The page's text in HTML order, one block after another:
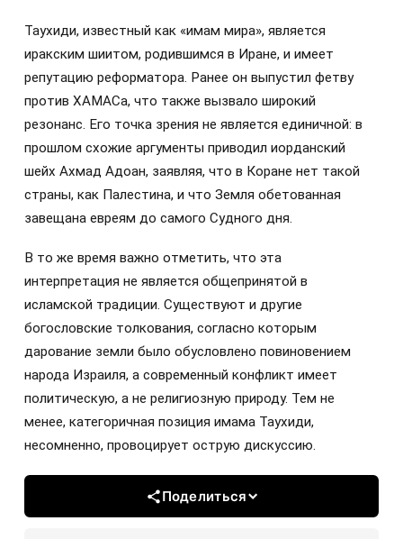
Таухиди, известный как «имам мира», является
иракским шиитом, родившимся в Иране, и имеет
репутацию реформатора. Ранее он выпустил фетву
против ХАМАСа, что также вызвало широкий
резонанс. Его точка зрения не является единичной: в
прошлом схожие аргументы приводил иорданский
шейх Ахмад Адоан, заявляя, что в Коране нет такой
страны, как Палестина, и что Земля обетованная
завещана евреям до самого Судного дня.
В то же время важно отметить, что эта
интерпретация не является общепринятой в
исламской традиции. Существуют и другие
богословские толкования, согласно которым
дарование земли было обусловлено повиновением
народа Израиля, а современный конфликт имеет
политическую, а не религиозную природу. Тем не
менее, категоричная позиция имама Таухиди,
несомненно, провоцирует острую дискуссию.
Поделиться